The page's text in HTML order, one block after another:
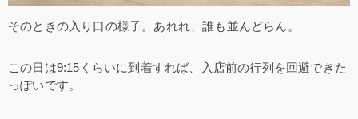
そのときの入り口の様子。あれれ、誰も並んどらん。
この日は9:15くらいに到着すれば、入店前の行列を回避できた
っぽいです。